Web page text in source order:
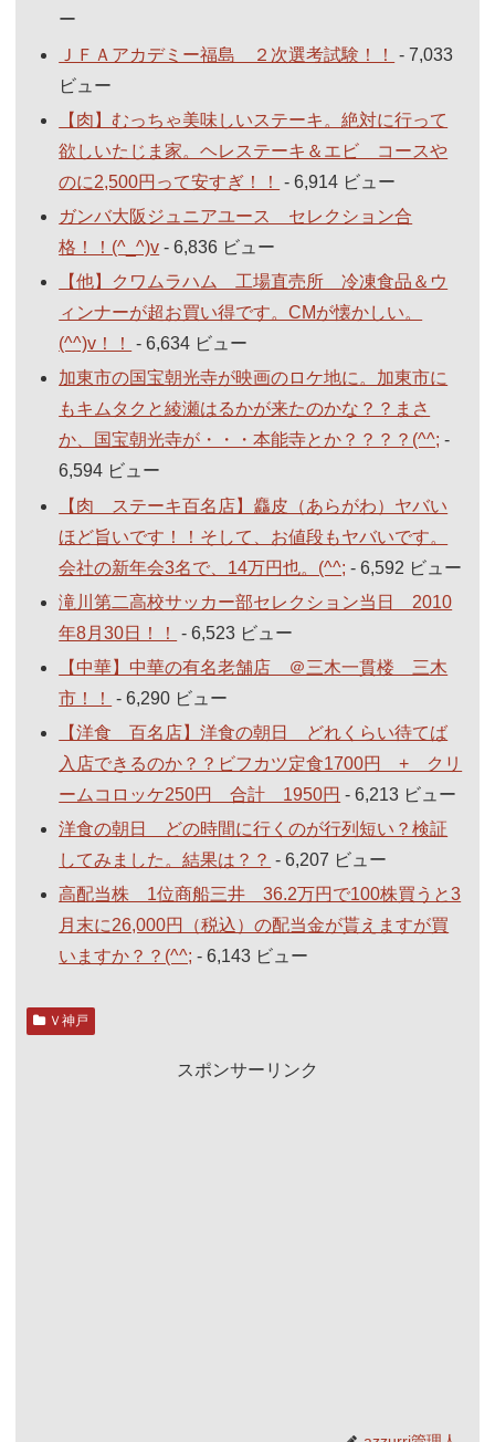
ー
ＪＦＡアカデミー福島 ２次選考試験！！
- 7,033
ビュー
【肉】むっちゃ美味しいステーキ。絶対に行って
欲しいたじま家。ヘレステーキ＆エビ コースや
のに2,500円って安すぎ！！
- 6,914 ビュー
ガンバ大阪ジュニアユース セレクション合
格！！(^_^)v - 6,836 ビュー
【他】クワムラハム 工場直売所 冷凍食品＆ウ
ィンナーが超お買い得です。CMが懐かしい。
(^^)v！！
- 6,634 ビュー
加東市の国宝朝光寺が映画のロケ地に。加東市に
もキムタクと綾瀬はるかが来たのかな？？まさ
か、国宝朝光寺が・・・本能寺とか？？？？(^^; -
6,594 ビュー
【肉 ステーキ百名店】麤皮（あらがわ）ヤバい
ほど旨いです！！そして、お値段もヤバいです。
会社の新年会3名で、14万円也。(^^; - 6,592 ビュー
滝川第二高校サッカー部セレクション当日 2010
年8月30日！！
- 6,523 ビュー
【中華】中華の有名老舗店 ＠三木一貫楼 三木
市！！
- 6,290 ビュー
【洋食 百名店】洋食の朝日 どれくらい待てば
入店できるのか？？ビフカツ定食1700円 + クリ
ームコロッケ250円 合計 1950円 - 6,213 ビュー
洋食の朝日 どの時間に行くのが行列短い？検証
してみました。結果は？？ - 6,207 ビュー
高配当株 1位商船三井 36.2万円で100株買うと3
月末に26,000円（税込）の配当金が貰えますが買
いますか？？(^^; - 6,143 ビュー
Ｖ神戸
スポンサーリンク